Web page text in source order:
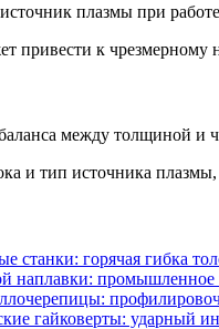
плазмы при
привести к чрезмерному
между толщиной и
и тип источника
станки: горячая гибка
наплавки:
гайковерты: ударный